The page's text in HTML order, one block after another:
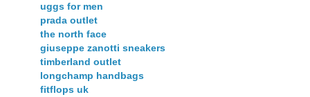
uggs for men
prada outlet
the north face
giuseppe zanotti sneakers
timberland outlet
longchamp handbags
fitflops uk